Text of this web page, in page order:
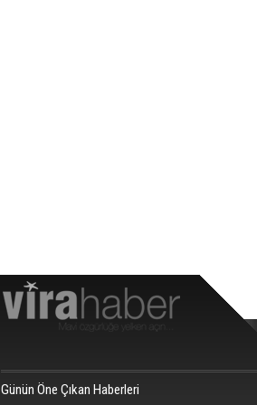
Günün Öne Çıkan Haberleri